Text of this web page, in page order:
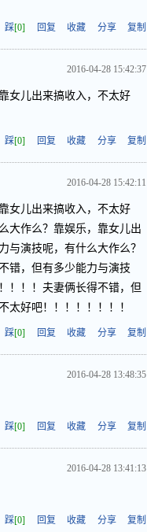
踩[0] 回复 收藏 分享 复制
2016-04-28 15:42:37
女儿出来搞收入，不太好
踩[0] 回复 收藏 分享 复制
2016-04-28 15:42:11
女儿出来搞收入，不太好
大作么？靠娱乐，靠女儿出
与演技呢，有什么大作么？
错，但有多少能力与演技
！！！夫妻俩长得不错，但
太好吧！！！！！！！！
踩[0] 回复 收藏 分享 复制
2016-04-28 13:48:35
踩[0] 回复 收藏 分享 复制
2016-04-28 13:41:13
踩[0] 回复 收藏 分享 复制